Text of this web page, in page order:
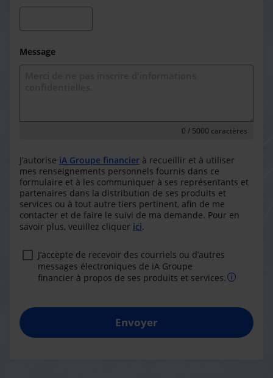
Message
0 / 5000 caractères
J’autorise iA Groupe financier à recueillir et à utiliser
mes renseignements personnels fournis dans ce
formulaire et à les communiquer à ses représentants et
partenaires dans la distribution de ses produits et
services ou à tout autre tiers pertinent, afin de me
contacter et de faire le suivi de ma demande. Pour en
savoir plus, veuillez cliquer ici.
J’accepte de recevoir des courriels ou d’autres
messages électroniques de iA Groupe
financier à propos de ses produits et services.
Envoyer